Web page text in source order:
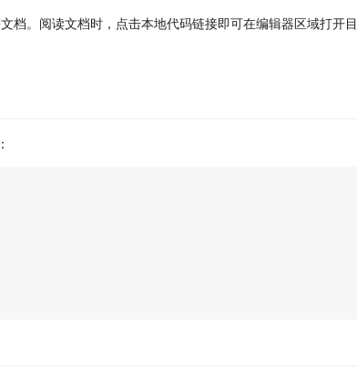
档。阅读文档时，点击本地代码链接即可在编辑器区域打开目